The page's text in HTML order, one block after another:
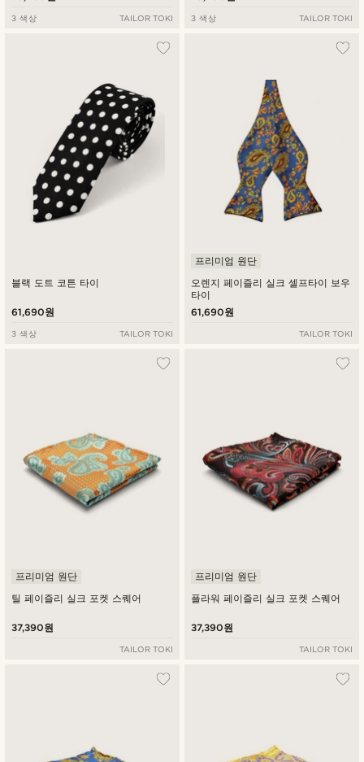
3 색상 TAILOR TOKI 3 색상 TAILOR TOKI
블랙 도트 코튼 타이
61,690원
3 색상 TAILOR TOKI
오렌지 페이즐리 실크 셀프타이 보우
타이
프리미엄 원단
61,690원
TAILOR TOKI
틸 페이즐리 실크 포켓 스퀘어
프리미엄 원단
37,390원
TAILOR TOKI
플라워 페이즐리 실크 포켓 스퀘어
프리미엄 원단
37,390원
TAILOR TOKI